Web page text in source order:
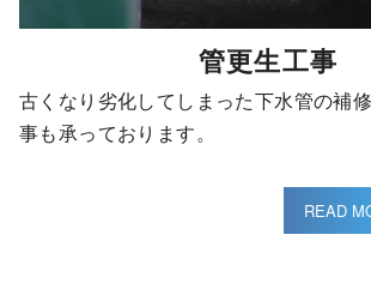
管更生工事
古くなり劣化してしまった下水管の補
事も承っております。
READ